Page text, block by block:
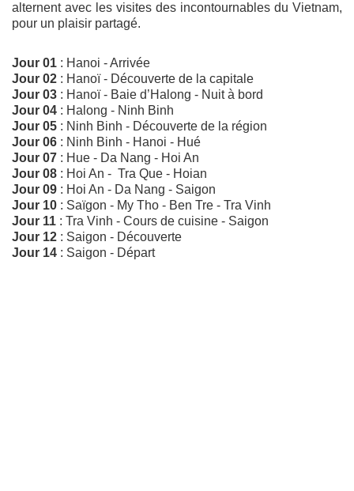
alternent avec les visites des incontournables du Vietnam,
pour un plaisir partagé.
Jour 01 : Hanoi - Arrivée
Jour 02 : Hanoï - Découverte de la capitale
Jour 03 : Hanoï - Baie d’Halong - Nuit à bord
Jour 04 : Halong - Ninh Binh
Jour 05 : Ninh Binh - Découverte de la région
Jour 06 : Ninh Binh - Hanoi - Hué
Jour 07 : Hue - Da Nang - Hoi An
Jour 08 : Hoi An - Tra Que - Hoian
Jour 09 : Hoi An - Da Nang - Saigon
Jour 10 : Saïgon - My Tho - Ben Tre - Tra Vinh
Jour 11 : Tra Vinh - Cours de cuisine - Saigon
Jour 12 : Saigon - Découverte
Jour 14 : Saigon - Départ